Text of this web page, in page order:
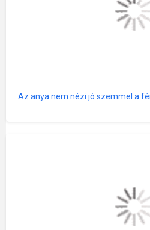
Az anya nem nézi jó szemmel a